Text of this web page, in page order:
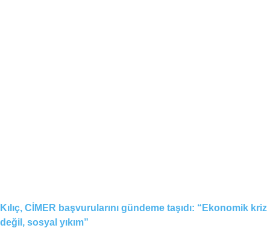
Kılıç, CİMER başvurularını gündeme taşıdı: “Ekonomik kriz
değil, sosyal yıkım”